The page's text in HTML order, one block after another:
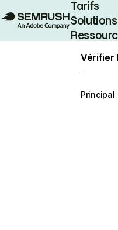
Tarifs
Solutions
Vérifier
Principal